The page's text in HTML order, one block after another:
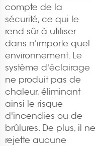
compte de la
sécurité, ce qui le
rend sûr à utiliser
dans n'importe quel
environnement. Le
système d'éclairage
ne produit pas de
chaleur, éliminant
ainsi le risque
d'incendies ou de
brûlures. De plus, il ne
rejette aucune